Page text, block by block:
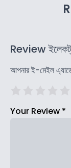
Review
আপনার ই-মেইল
Your Review *